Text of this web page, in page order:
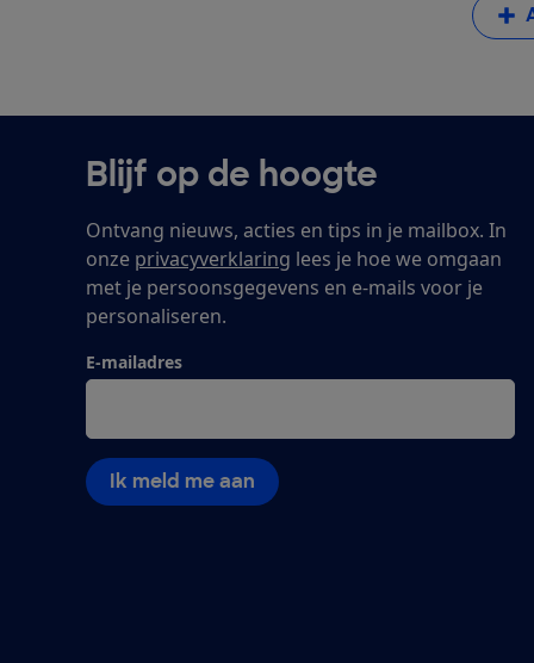
Blijf op de hoogte
Ontvang nieuws, acties en tips in je mailbox. In
onze privacyverklaring lees je hoe we omgaan
met je persoonsgegevens en e-mails voor je
personaliseren.
E-mailadres
Ik meld me aan